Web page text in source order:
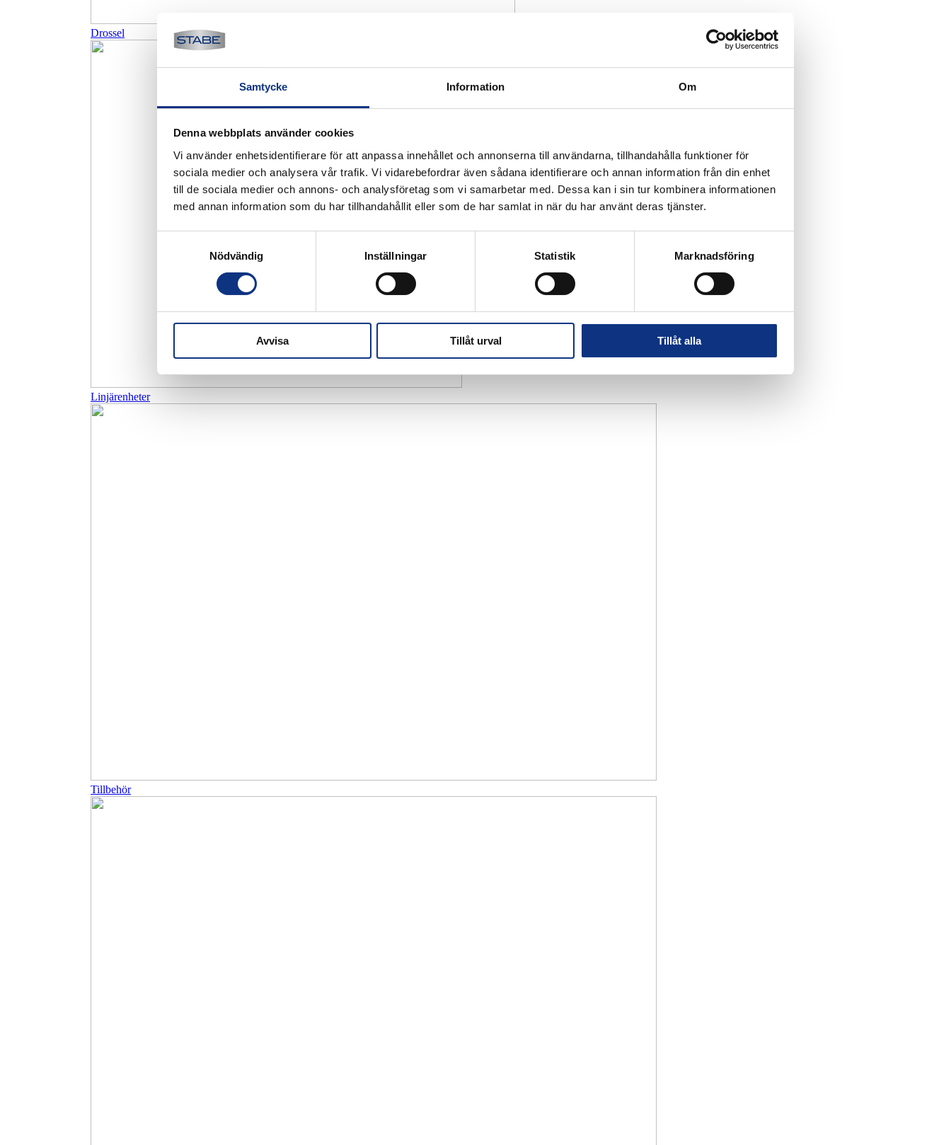
Samtycke Information Om
Denna webbplats använder cookies
Vi använder enhetsidentifierare för att anpassa innehållet och annonserna till användarna, tillhandahålla funktioner för
sociala medier och analysera vår trafik. Vi vidarebefordrar även sådana identifierare och annan information från din enhet
till de sociala medier och annons- och analysföretag som vi samarbetar med. Dessa kan i sin tur kombinera informationen
med annan information som du har tillhandahållit eller som de har samlat in när du har använt deras tjänster.
Nödvändig
Inställningar Statistik Marknadsföring
Avvisa Tillåt urval Tillåt alla
Drossel
Linjärenheter
Tillbehör